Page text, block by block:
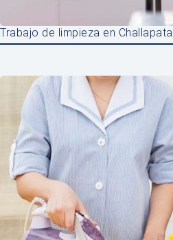
Trabajo de limpieza en Challapata